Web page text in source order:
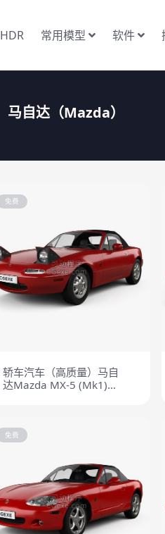
HDR 常用模型 软件
马自达（Mazda）
免费
轿车汽车（高质量）马自
达Mazda MX-5 (Mk1)
免费